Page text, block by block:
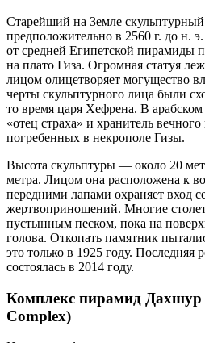
Старейший на Земле
предположительно в 2560 г. до н.
от средней Египетской пирамиды
на плато Гиза. Огромная статуя
лицом олицетворяет могущество
черты скульптурного лица были
то время царя Хефрена. В
«отец страха» и хранитель
погребенных в некрополе Гизы.
Высота скульптуры — около 20
метра. Лицом она расположена к
передними лапами охраняет вход
жертвоприношений. Многие
пустынным песком, пока на
голова. Откопать памятник
это только в 1925 году. Последняя
состоялась в 2014 году.
Комплекс пирамид Дахшур
Complex)